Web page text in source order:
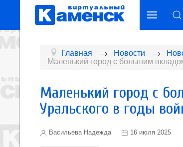
Главная Новости
Маленький город с большим
Маленький город с
Уральского в годы
Васильева Надежда 16 июля 2025